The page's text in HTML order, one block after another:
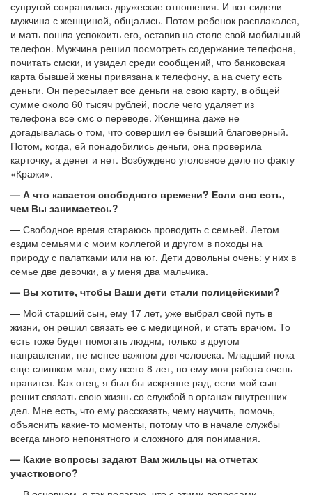
супругой сохранились дружеские отношения. И вот сидели
мужчина с женщиной, общались. Потом ребенок расплакался,
и мать пошла успокоить его, оставив на столе свой мобильный
телефон. Мужчина решил посмотреть содержание телефона,
почитать смски, и увидел среди сообщений, что банковская
карта бывшей жены привязана к телефону, а на счету есть
деньги. Он пересылает все деньги на свою карту, в общей
сумме около 60 тысяч рублей, после чего удаляет из
телефона все смс о переводе. Женщина даже не
догадывалась о том, что совершил ее бывший благоверный.
Потом, когда, ей понадобились деньги, она проверила
карточку, а денег и нет. Возбуждено уголовное дело по факту
«Кражи».
— А что касается свободного времени? Если оно есть,
чем Вы занимаетесь?
— Свободное время стараюсь проводить с семьей. Летом
ездим семьями с моим коллегой и другом в походы на
природу с палатками или на юг. Дети довольны очень: у них в
семье две девочки, а у меня два мальчика.
— Вы хотите, чтобы Ваши дети стали полицейскими?
— Мой старший сын, ему 17 лет, уже выбрал свой путь в
жизни, он решил связать ее с медициной, и стать врачом. То
есть тоже будет помогать людям, только в другом
направлении, не менее важном для человека. Младший пока
еще слишком мал, ему всего 8 лет, но ему моя работа очень
нравится. Как отец, я был бы искренне рад, если мой сын
решит связать свою жизнь со службой в органах внутренних
дел. Мне есть, что ему рассказать, чему научить, помочь,
объяснить какие-то моменты, потому что в начале службы
всегда много непонятного и сложного для понимания.
— Какие вопросы задают Вам жильцы на отчетах
участкового?